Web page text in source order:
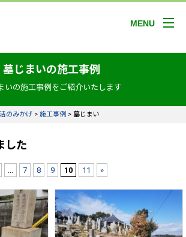
MENU
墓じまいの施工事例
いの施工事例をご紹介いたします
のみかげ > 施工事例 > 墓じまい
した
... 7 8 9 10 11 »